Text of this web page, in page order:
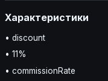
Характеристики
• discount
• 11%
• commissionRate